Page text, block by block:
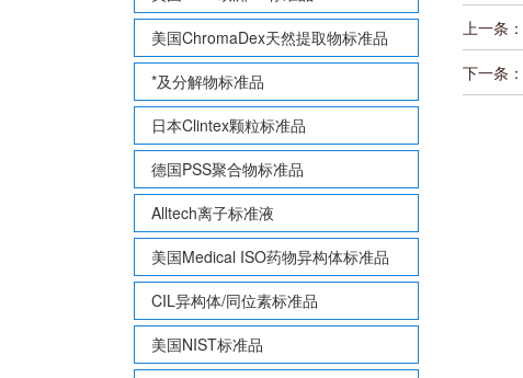
美国ChromaDex天然提取物标准品
*及分解物标准品
日本Clintex颗粒标准品
德国PSS聚合物标准品
Alltech离子标准液
美国Medical ISO药物异构体标准品
CIL异构体/同位素标准品
美国NIST标准品
上一条：
下一条：